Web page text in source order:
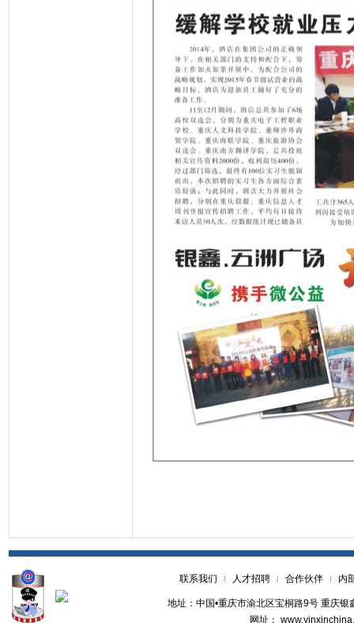
联系我们 人才招聘 合作伙伴 内
地址：中国•重庆市渝北区宝桐路9号 重庆
网址：